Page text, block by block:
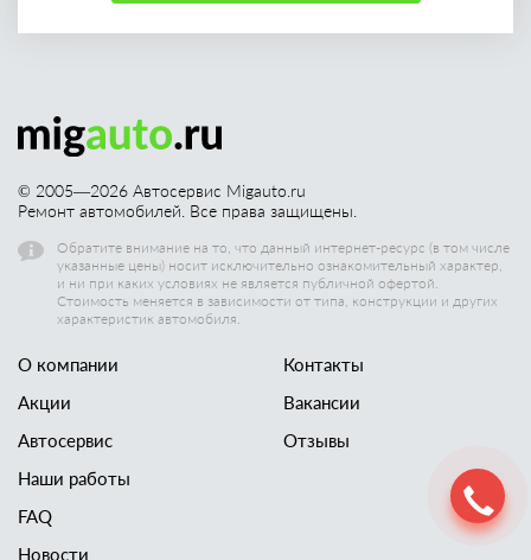
© 2005—2026 Автосервис Migauto.ru
Ремонт автомобилей. Все права защищены.
Обратите внимание на то, что данный интернет-ресурс (в том числе
указанные цены) носит исключительно ознакомительный характер,
и ни при каких условиях не является публичной офертой.
Стоимость меняется в зависимости от типа, конструкции и других
характеристик автомобиля.
О компании
Акции
Автосервис
Наши работы
Контакты
Вакансии
Отзывы
FAQ
Новости